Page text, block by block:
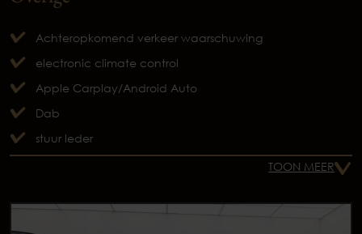
Achteropkomend verkeer waarschuwing
electronic climate control
Apple Carplay/Android Auto
Dab
stuur leder
TOON MEER